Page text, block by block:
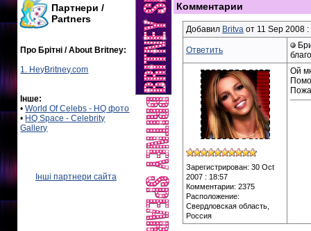
Партнери /
Partners
Про Брітні / About Britney:
1. HeyBritney.com
Інше:
•World Of Celebs - HQ фото
• HQ Space - Celebrity
Gallery
Інші партнери сайта
Комментарии
Добавил Britva от 11 Sep 2008
Ответить
Зарегистрирован: 30 Oct
2007 : 18:57
Комментарии: 2375
Расположение:
Свердловская область,
Россия
Ой